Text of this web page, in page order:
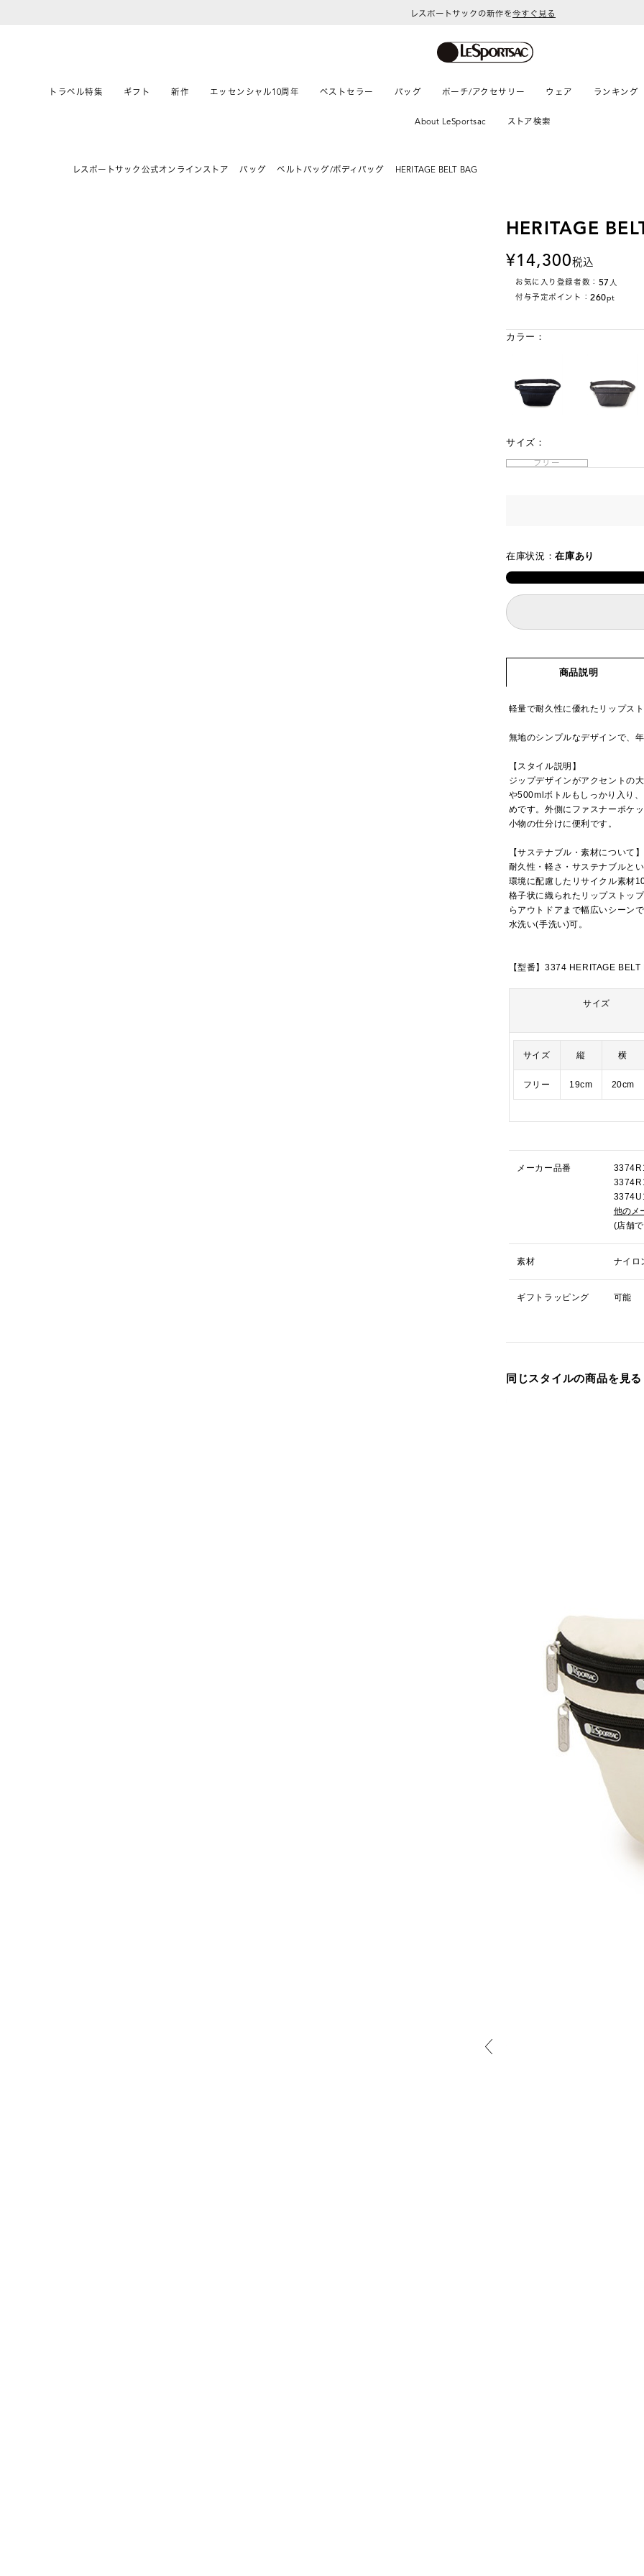
レスポートサックの新作を今すぐ見る
トラベル特集 ギフト 新作 エッセンシャル10周年 ベストセラー バッグ ポーチ/アクセサリー ウェア ランキング
About LeSportsac ストア検索
レスポートサック公式オンラインストア バッグ ベルトバッグ/ボディバッグ HERITAGE BELT BAG
HERITAGE
14,300税込
お気に入り登録者数： 57 人
付与予定ポイント：260pt
カラー：
サイズ：
フリー
在庫状況：在庫あり
商品説明
軽量で耐久性に優れたリップス
無地のシンプルなデザインで、
【スタイル説明】
ジップデザインがアクセントの
や500mlボトルもしっかり入り
めです。外側にファスナーポケ
小物の仕分けに便利です。
【サステナブル・素材について】
耐久性・軽さ・サステナブルと
環境に配慮したリサイクル素材
格子状に織られたリップストッ
らアウトドアまで幅広いシーンで
水洗い(手洗い)可。
【型番】3374 HERITAGE BELT
サイズ
サイズ 縦 横
フリー 19cm 20cm
メーカー品番
他のメ
(店舗
素材 ナイロ
ギフトラッピング 可能
同じスタイルの商品を見る